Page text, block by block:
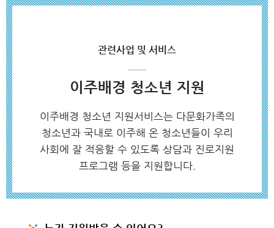
관련사업 및 서비스
이주배경 청소년 지원
이주배경 청소년 지원서비스는 다문화가족의
청소년과 국내로 이주해 온 청소년들이 우리
사회에 잘 적응할 수 있도록 상담과 진로지원
프로그램 등을 지원합니다.